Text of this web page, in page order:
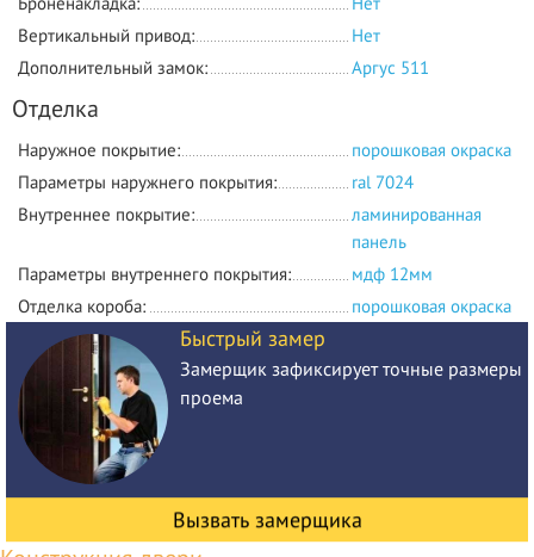
Вертикальный привод:
Нет
Дополнительный замок:
Аргус 511
Отделка
Наружное покрытие:
порошковая окраска
Параметры наружнего покрытия:
ral 7024
Внутреннее покрытие:
ламинированная
панель
Параметры внутреннего покрытия:
мдф 12мм
Отделка короба:
порошковая окраска
Быстрый замер
Замерщик зафиксирует точные размеры
проема
Вызвать замерщика